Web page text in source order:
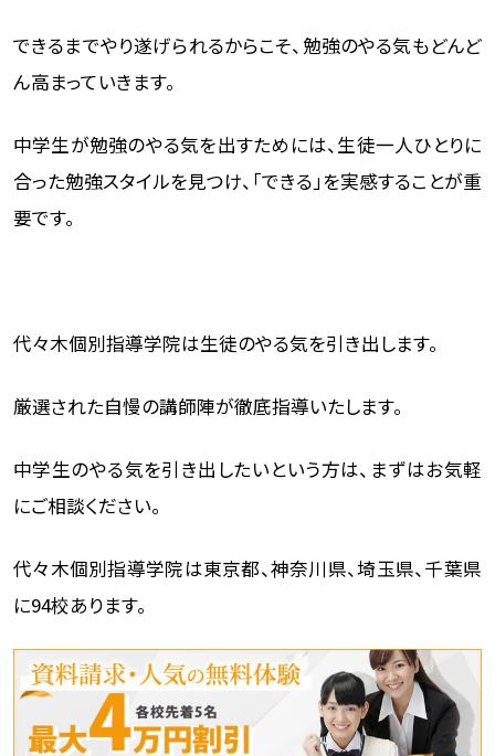
できるまでやり遂げられるからこそ、勉強のやる気もどんど
ん高まっていきます。
中学生が勉強のやる気を出すためには、生徒一人ひとりに
合った勉強スタイルを見つけ、「できる」を実感することが重
要です。
代々木個別指導学院は生徒のやる気を引き出します。
厳選された自慢の講師陣が徹底指導いたします。
中学生のやる気を引き出したいという方は、まずはお気軽
にご相談ください。
代々木個別指導学院は東京都、神奈川県、埼玉県、千葉県
に94校あります。